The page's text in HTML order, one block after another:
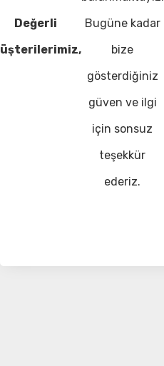
Değerli
Bugüne kadar
bize
gösterdiğiniz
güven ve ilgi
için sonsuz
teşekkür
ederiz.